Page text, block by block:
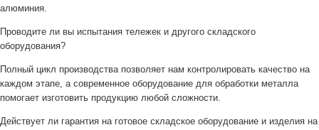
алюминия.
Проводите ли вы испытания тележек и другого складского
оборудования?
Полный цикл производства позволяет нам контролировать качество на
каждом этапе, а современное оборудование для обработки металла
помогает изготовить продукцию любой сложности.
Действует ли гарантия на готовое складское оборудование и изделия на